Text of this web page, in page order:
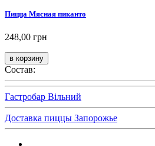
Пицца Мясная пиканто
248,00 грн
Состав:
Гастробар Вільний
Доставка пиццы Запорожье